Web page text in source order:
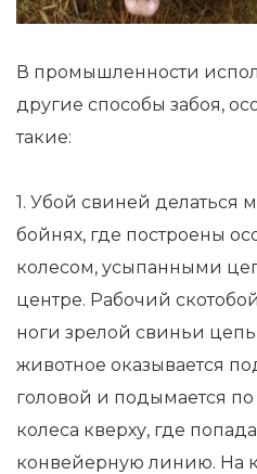
В промышленности
другие способы забоя,
такие:
1. Убой свиней делаться
бойнях, где построены
колесом, усыпанными
центре. Рабочий
ноги зрелой свиньи
животное оказывается
головой и подымается
колеса кверху, где
конвейерную линию. На